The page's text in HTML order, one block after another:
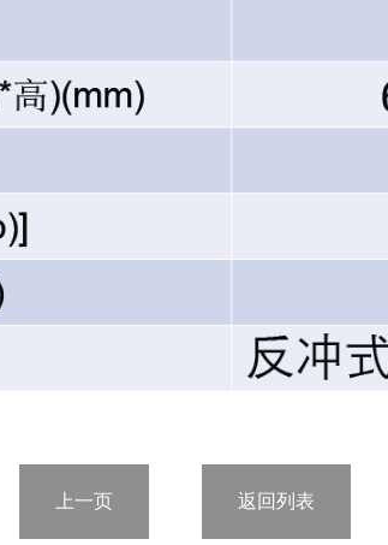
上一页 返回列表